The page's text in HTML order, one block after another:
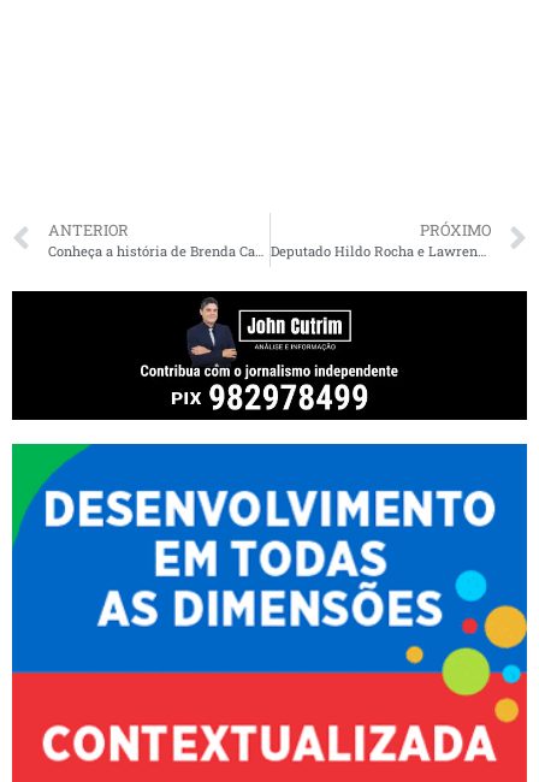
ANTERIOR
Conheça a história de Brenda Carvalho, uma das postulantes à Câmara de Vereadores de São Luís
PRÓXIMO
Deputado Hildo Rocha e Lawrence Melo testam positivo para o coronavírus